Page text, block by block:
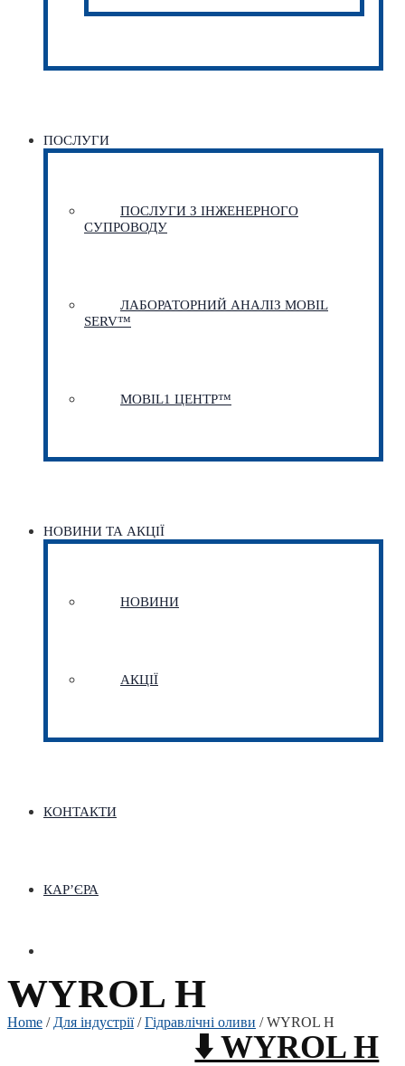
ПОСЛУГИ
ПОСЛУГИ З ІНЖЕНЕРНОГО
СУПРОВОДУ
ЛАБОРАТОРНИЙ АНАЛІЗ MOBIL
SERV™
MOBIL1 ЦЕНТР™​
НОВИНИ ТА АКЦІЇ
НОВИНИ
АКЦІЇ
КОНТАКТИ
КАР’ЄРА
WYROL H
Home / Для індустрії/Гідравлічні оливи / WYROL H
⬇️ WYROL H